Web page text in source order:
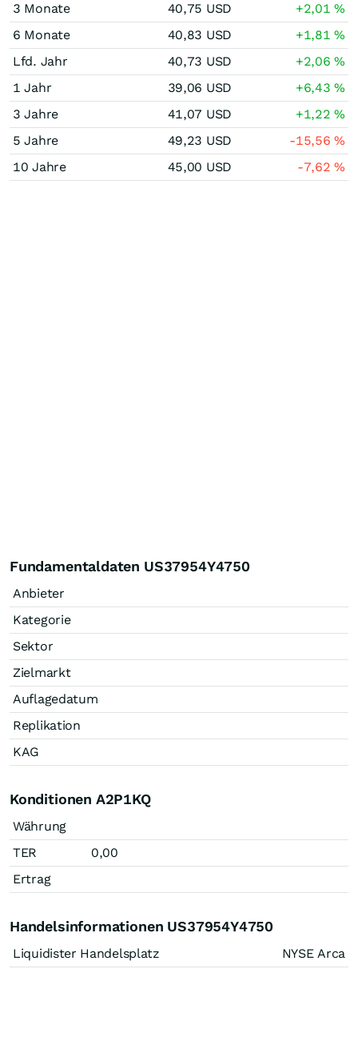
3 Monate 40,75 USD +2,01%
6 Monate
40,83 USD +1,81%
Lfd. Jahr
40,73 USD +2,06%
1 Jahr
39,06 USD +6,43%
3 Jahre
41,07 USD +1,22%
5 Jahre
49,23 USD -15,56%
10 Jahre
45,00 USD -7,62%
Fundamentaldaten US37954Y4750
Anbieter
Kategorie
Sektor
Zielmarkt
Auflagedatum
Replikation
KAG
Konditionen A2P1KQ
Währung
TER
0,00
Ertrag
Handelsinformationen US37954Y4750
Liquidister Handelsplatz NYSE Arca